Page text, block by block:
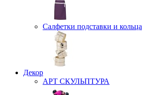
Салфетки подставки и кольца
Декор
АРТ СКУЛЬПТУРА